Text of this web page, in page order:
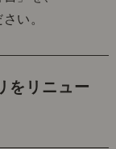
い。
をリニュー